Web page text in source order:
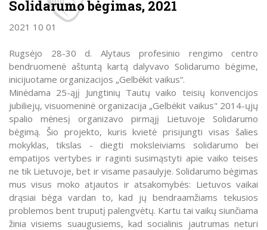
Solidarumo bėgimas, 2021
2021 10 01
Rugsėjo 28-30 d. Alytaus profesinio rengimo centro
bendruomenė aštuntą kartą dalyvavo Solidarumo bėgime,
inicijuotame organizacijos „Gelbėkit vaikus“.
Minėdama 25-ąjį Jungtinių Tautų vaiko teisių konvencijos
jubiliejų, visuomeninė organizacija „Gelbėkit vaikus" 2014-ųjų
spalio mėnesį organizavo pirmąjį Lietuvoje Solidarumo
bėgimą. Šio projekto, kuris kvietė prisijungti visas šalies
mokyklas, tikslas - diegti moksleiviams solidarumo bei
empatijos vertybes ir raginti susimąstyti apie vaiko teises
ne tik Lietuvoje, bet ir visame pasaulyje. Solidarumo bėgimas
mus visus moko atjautos ir atsakomybės: Lietuvos vaikai
drąsiai bėga vardan to, kad jų bendraamžiams tekusios
problemos bent truputį palengvėtų. Kartu tai vaikų siunčiama
žinia visiems suaugusiems, kad socialinis jautrumas neturi